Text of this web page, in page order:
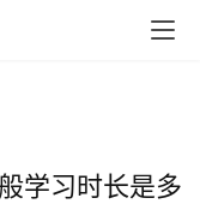
学习时长是多